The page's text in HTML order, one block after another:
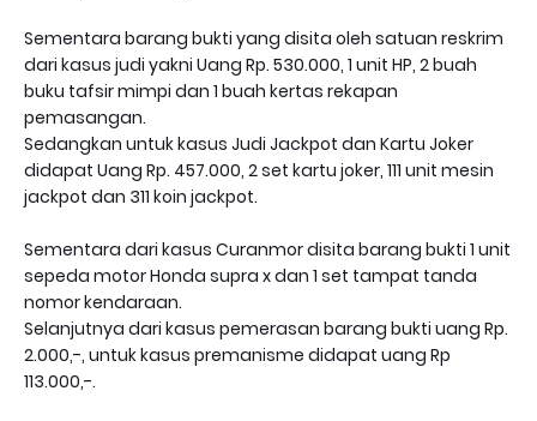
Sementara barang bukti yang disita oleh satuan reskrim
dari kasus judi yakni Uang Rp. 530.000, 1 unit HP, 2 buah
buku tafsir mimpi dan 1 buah kertas rekapan
pemasangan.
Sedangkan untuk kasus Judi Jackpot dan Kartu Joker
didapat Uang Rp. 457.000, 2 set kartu joker, 111 unit mesin
jackpot dan 311 koin jackpot.
Sementara dari kasus Curanmor disita barang bukti 1 unit
sepeda motor Honda supra x dan 1 set tampat tanda
nomor kendaraan.
Selanjutnya dari kasus pemerasan barang bukti uang Rp.
2.000,-, untuk kasus premanisme didapat uang Rp
113.000,-.